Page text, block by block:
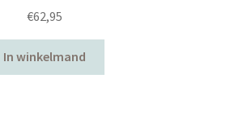
€62,95
In winkelmand